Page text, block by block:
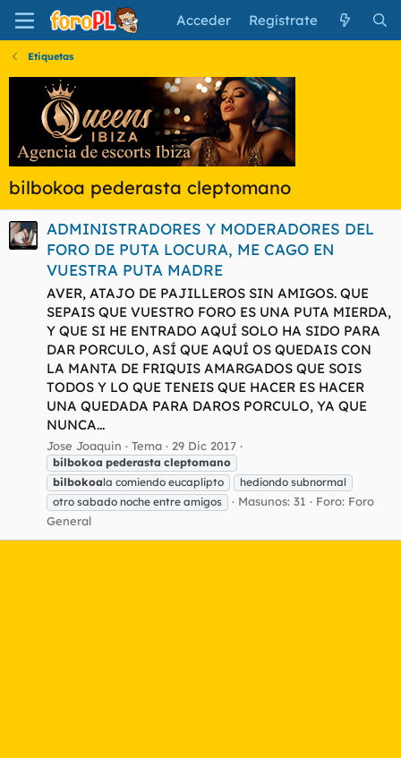
Acceder Regístrate
Etiquetas
bilbokoa pederasta cleptomano
ADMINISTRADORES Y MODERADORES DEL
FORO DE PUTA LOCURA, ME CAGO EN
VUESTRA PUTA MADRE
AVER, ATAJO DE PAJILLEROS SIN AMIGOS. QUE
SEPAIS QUE VUESTRO FORO ES UNA PUTA MIERDA,
Y QUE SI HE ENTRADO AQUÍ SOLO HA SIDO PARA
DAR PORCULO, ASÍ QUE AQUÍ OS QUEDAIS CON
LA MANTA DE FRIQUIS AMARGADOS QUE SOIS
TODOS Y LO QUE TENEIS QUE HACER ES HACER
UNA QUEDADA PARA DAROS PORCULO, YA QUE
NUNCA...
Jose Joaquin Tema 29 Dic 2017
bilbokoa pederasta cleptomano
bilbokoala comiendo eucaplipto
hediondo subnormal
otro sabado noche entre amigos
Masunos: 31 Foro: Foro
General